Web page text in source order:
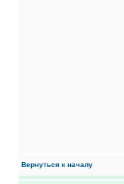
Вернуться к началу